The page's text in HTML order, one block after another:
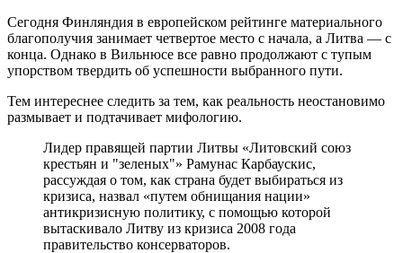
Сегодня Финляндия в европейском рейтинге материального
благополучия занимает четвертое место с начала, а Литва — с
конца. Однако в Вильнюсе все равно продолжают с тупым
упорством твердить об успешности выбранного пути.
Тем интереснее следить за тем, как реальность неостановимо
размывает и подтачивает мифологию.
Лидер правящей партии Литвы «Литовский союз
крестьян и "зеленых"» Рамунас Карбаускис,
рассуждая о том, как страна будет выбираться из
кризиса, назвал «путем обнищания нации»
антикризисную политику, с помощью которой
вытаскивало Литву из кризиса 2008 года
правительство консерваторов.